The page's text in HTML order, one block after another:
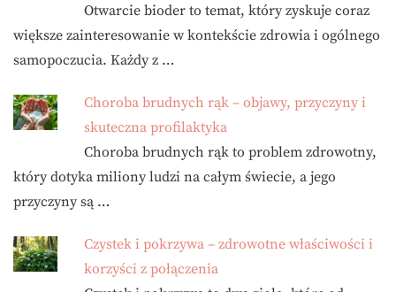
Otwarcie bioder to temat, który zyskuje coraz
większe zainteresowanie w kontekście zdrowia i ogólnego
samopoczucia. Każdy z …
Choroba brudnych rąk – objawy, przyczyny i
skuteczna profilaktyka
Choroba brudnych rąk to problem zdrowotny,
który dotyka miliony ludzi na całym świecie, a jego
przyczyny są …
Czystek i pokrzywa – zdrowotne właściwości i
korzyści z połączenia